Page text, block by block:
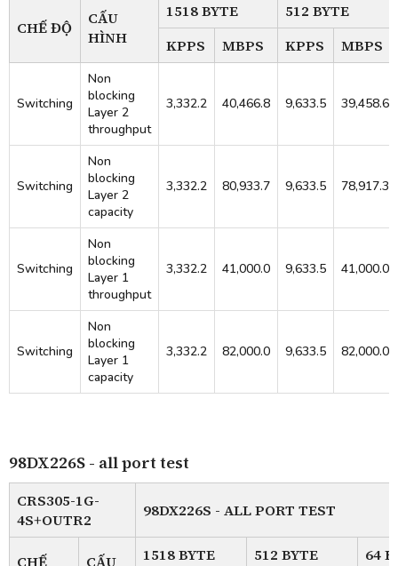
CHẾ ĐỘ
CẤU
HÌNH
1518 BYTE
512 BYTE
KPPS
MBPS KPPS MBPS
Switching
Non
blocking
Layer 2
throughput
3,332.2 40,466.8 9,633.5 39,458.6
Switching
Non
blocking
Layer 2
capacity
3,332.2 80,933.7 9,633.5 78,917.3
Switching
Non
blocking
Layer 1
throughput
3,332.2 41,000.0 9,633.5 41,000.0
Switching
Non
blocking
Layer 1
capacity
3,332.2 82,000.0 9,633.5 82,000.0
98DX226S - all port test
CRS305-1G-
4S+OUTR2
98DX226S - ALL PORT TEST
CHẾ CẤU 1518 BYTE 512 BYTE 64